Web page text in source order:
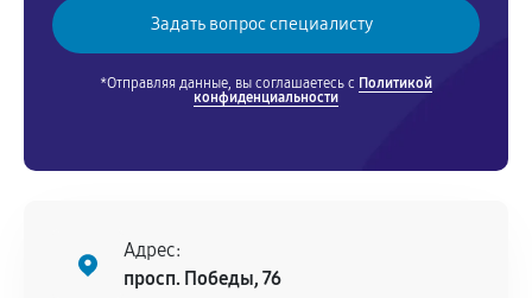
*Отправляя данные, вы соглашаетесь с Политикой
конфиденциальности
Адрес:
просп. Победы, 76